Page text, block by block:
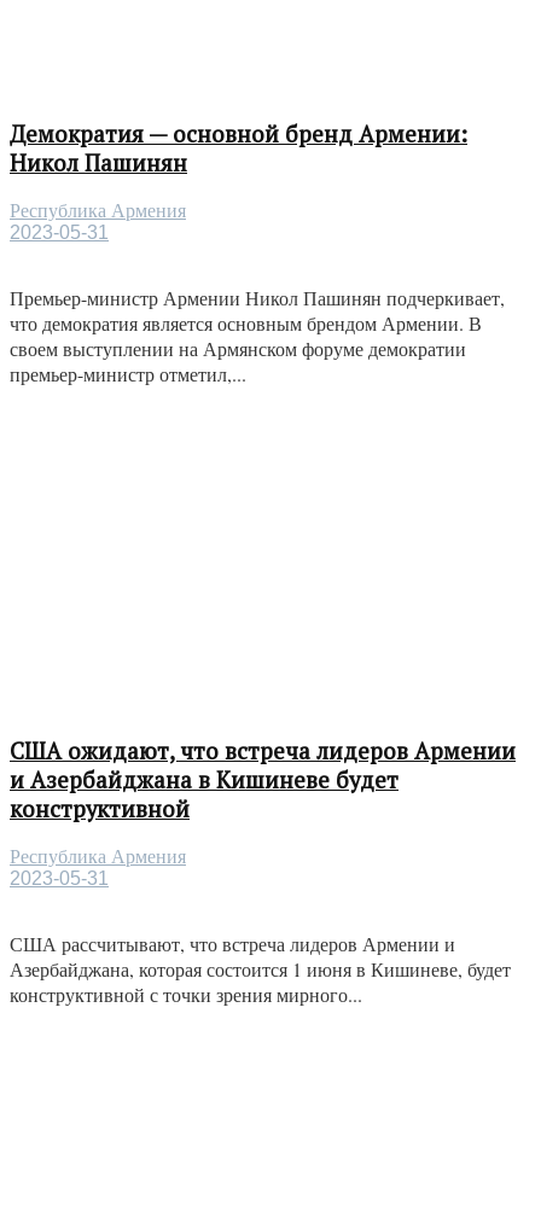
Демократия — основной бренд Армении:
Никол Пашинян
Республика Армения
2023-05-31
Премьер-министр Армении Никол Пашинян подчеркивает,
что демократия является основным брендом Армении. В
своем выступлении на Армянском форуме демократии
премьер-министр отметил,...
США ожидают, что встреча лидеров Армении
и Азербайджана в Кишиневе будет
конструктивной
Республика Армения
2023-05-31
США рассчитывают, что встреча лидеров Армении и
Азербайджана, которая состоится 1 июня в Кишиневе, будет
конструктивной с точки зрения мирного...